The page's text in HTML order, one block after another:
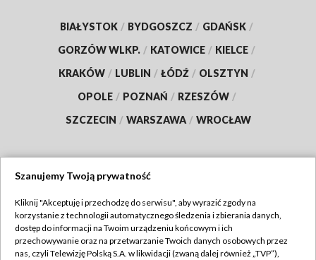
BIAŁYSTOK / BYDGOSZCZ / GDAŃSK /
GORZÓW WLKP. / KATOWICE / KIELCE /
KRAKÓW / LUBLIN / ŁÓDŹ / OLSZTYN /
OPOLE / POZNAŃ / RZESZÓW /
SZCZECIN / WARSZAWA / WROCŁAW
TVP
Abonament TVP
Regulamin TVP
Szanujemy Twoją prywatność
Kliknij "Akceptuję i przechodzę do serwisu", aby wyrazić zgody na
korzystanie z technologii automatycznego śledzenia i zbierania danych,
dostęp do informacji na Twoim urządzeniu końcowym i ich
przechowywanie oraz na przetwarzanie Twoich danych osobowych przez
nas, czyli Telewizję Polską S.A. w likwidacji (zwaną dalej również „TVP”),